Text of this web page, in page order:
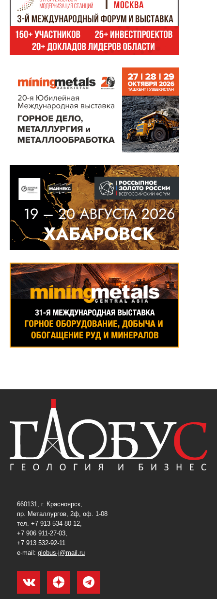
660131, г. Красноярск,
пр. Металлургов, 2ф, оф. 1-08
тел. +7 913 534-80-12,
+7 906 911-27-03,
+7 913 532-92-11
e-mail: globus-j@mail.ru